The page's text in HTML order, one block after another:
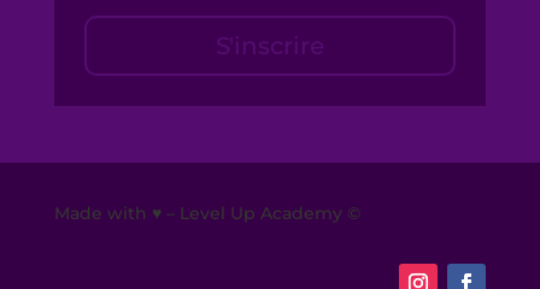
S'inscrire
Made with ♥ – Level Up Academy ©